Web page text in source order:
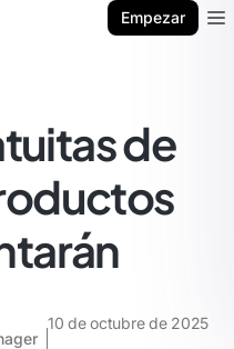
Empezar
de
10 de octubre de 2025